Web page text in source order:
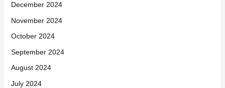
December 2024
November 2024
October 2024
September 2024
August 2024
July 2024